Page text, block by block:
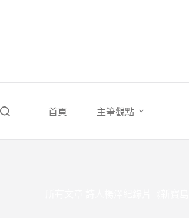
首頁 主筆觀點